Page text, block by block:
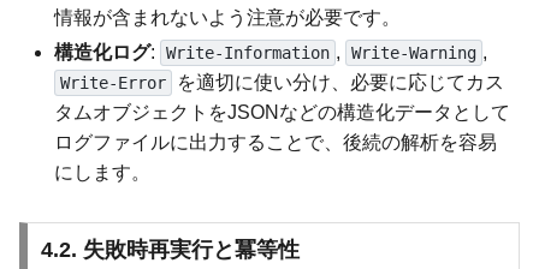
情報が含まれないよう注意が必要です。
構造化ログ: Write-Information , Write-Warning ,
Write-Error
を適切に使い分け、必要に応じてカス
タムオブジェクトをJSONなどの構造化データとして
ログファイルに出力することで、後続の解析を容易
にします。
4.2. 失敗時再実行と冪等性